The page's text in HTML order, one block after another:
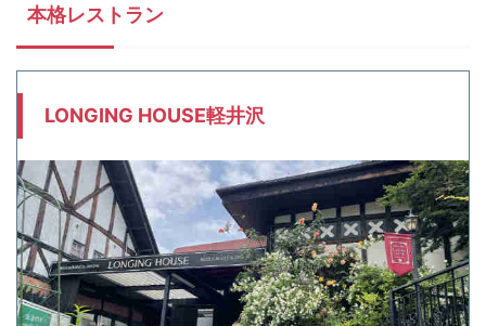
本格レストラン
LONGING HOUSE軽井沢